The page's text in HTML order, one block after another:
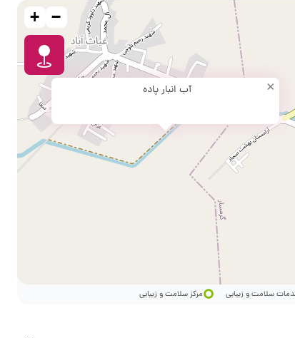
آب انبار پاده ×
+ −
سلامت و زیبایی مرکز سلامت و زیبایی